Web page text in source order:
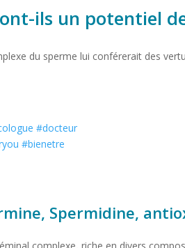
ils un potentiel
du sperme lui conférerait des
#docteur
#bienetre
Spermidine,